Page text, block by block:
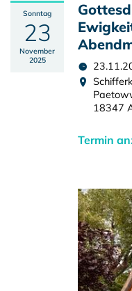
Sonntag
23
November
2025
18347
Termin